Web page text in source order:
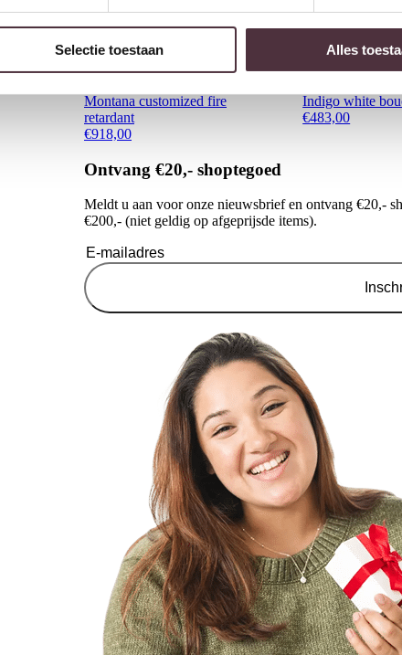
Selectie toestaan Alles
Montana customized fire
retardant
€918,00
Indigo white
€483,00
Ontvang €20,- shoptegoed
Meldt u aan voor onze nieuwsbrief en ontvang €20,-
€200,- (niet geldig op afgeprijsde items).